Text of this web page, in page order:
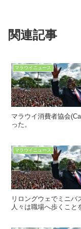
関連記事
マラウイニュース
マラウイ消費者協会
った。
マラウイニュース
リロングウェでミニバ
人々は職場へ歩くこと